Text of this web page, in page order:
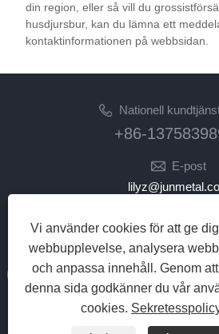
din region, eller så vill du
husdjursbur, kan du lämna ett
kontaktinformationen på webbsidan.
Nationell
+86-
E-post
FÖLJ OSS
Copyright © 2023 Jiaxing Junmetal
Vi använder cookies för att ge
webbupplevelse, analysera
och anpassa innehåll. Genom
denna sida godkänner du vår
cookies.